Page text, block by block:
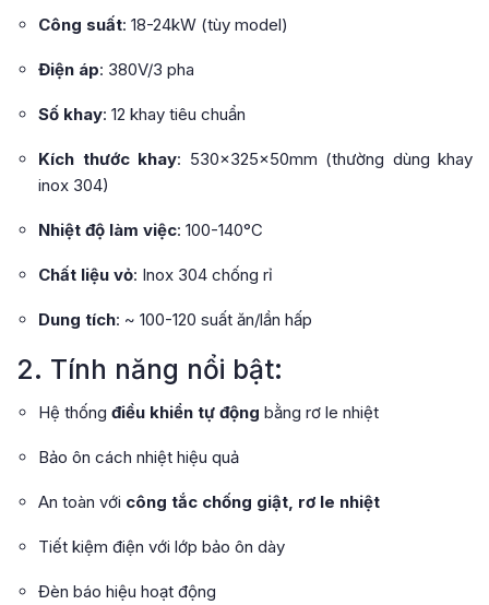
Công suất: 18-24kW (tùy model)
Điện áp: 380V/3 pha
Số khay: 12 khay tiêu chuẩn
Kích thước khay: 530x325x50mm (thường dùng khay
inox 304)
Nhiệt độ làm việc: 100-140°C
Chất liệu vỏ: Inox 304 chống rỉ
Dung tích: ~ 100-120 suất ăn/lần hấp
2. Tính năng nổi bật:
Hệ thống điều khiển tự động bằng rơ le nhiệt
Bảo ôn cách nhiệt hiệu quả
An toàn với công tắc chống giật, rơ le nhiệt
Tiết kiệm điện với lớp bảo ôn dày
Đèn báo hiệu hoạt động